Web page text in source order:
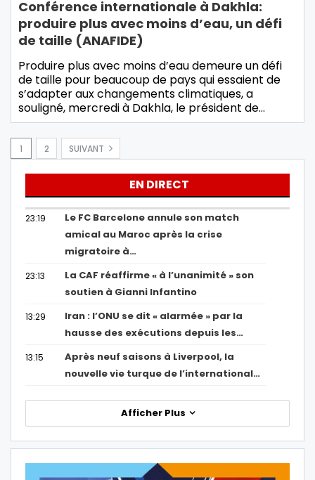
Conférence internationale à Dakhla:
produire plus avec moins d’eau, un défi
de taille (ANAFIDE)
Produire plus avec moins d’eau demeure un défi
de taille pour beaucoup de pays qui essaient de
s’adapter aux changements climatiques, a
souligné, mercredi à Dakhla, le président de…
1 2 SUIVANT
EN DIRECT
23:19
Le FC Barcelone annule son match
amical au Maroc après la crise
migratoire à…
23:13
La CAF réaffirme « à l’unanimité » son
soutien à Gianni Infantino
13:29
Iran : l’ONU se dit « alarmée » par la
hausse des exécutions depuis les…
13:15
Après neuf saisons à Liverpool, la
nouvelle vie turque de l’international…
Afficher Plus